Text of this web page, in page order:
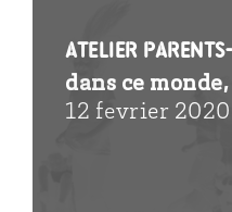
Atelier
dans ce
12 fevrier 2020